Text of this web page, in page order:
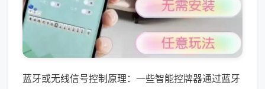
蓝牙或无线信号控制原理：一些智能控牌器通过蓝牙